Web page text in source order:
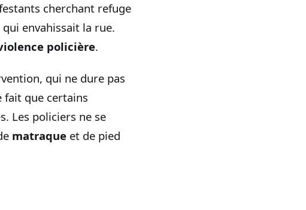
cherchant refuge
qui envahissait la rue.
policière.
qui ne dure pas
fait que certains
Les policiers ne se
matraque et de pied